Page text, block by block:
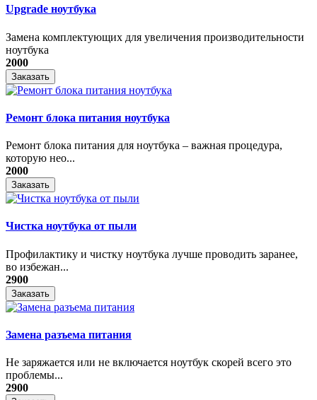
Upgrade ноутбука
Замена комплектующих для увеличения производительности
ноутбука
2000
Заказать
Ремонт блока питания ноутбука
​Ремонт блока питания для ноутбука – важная процедура,
которую нео...
2000
Заказать
Чистка ноутбука от пыли
Профилактику и чистку ноутбука лучше проводить заранее,
во избежан...
2900
Заказать
Замена разъема питания
Не заряжается или не включается ноутбук скорей всего это
проблемы...
2900